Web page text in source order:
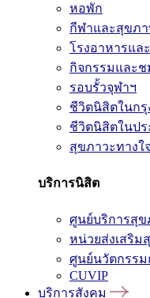
หอพัก
กีฬาและสุขภ
โรงอาหารแล
กิจกรรมและช
รอบรั้วจุฬาฯ
ชีวิตนิสิตในกรุ
ชีวิตนิสิตในปร
สุขภาวะทางใ
บริการนิสิต
ศูนย์บริการสุ
หน่วยส่งเสริม
ศูนย์นวัตกรรม
CUVIP
บริการสังคม